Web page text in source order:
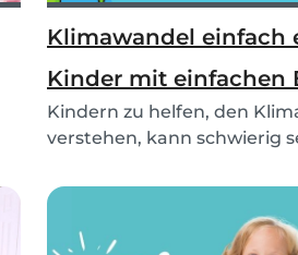
Klimawandel einfach
Kinder mit einfachen
Kindern zu helfen, den
verstehen, kann schwierig